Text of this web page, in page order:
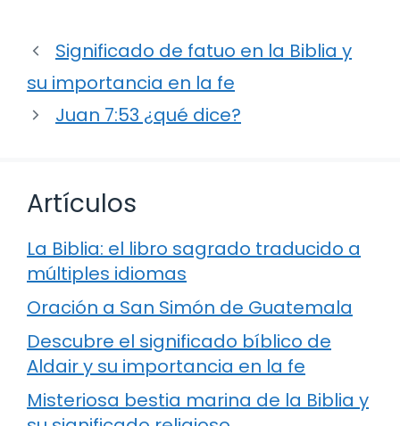
Significado de fatuo en la Biblia y
su importancia en la fe
Juan 7:53 ¿qué dice?
Artículos
La Biblia: el libro sagrado traducido a
múltiples idiomas
Oración a San Simón de Guatemala
Descubre el significado bíblico de
Aldair y su importancia en la fe
Misteriosa bestia marina de la Biblia y